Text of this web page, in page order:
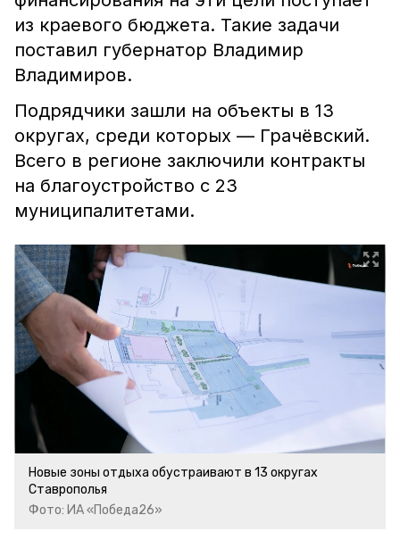
из краевого бюджета. Такие задачи
поставил губернатор Владимир
Владимиров.
Подрядчики зашли на объекты в 13
округах, среди которых — Грачёвский.
Всего в регионе заключили контракты
на благоустройство с 23
муниципалитетами.
Новые зоны отдыха обустраивают в 13 округах
Ставрополья
Фото: ИА «Победа26»